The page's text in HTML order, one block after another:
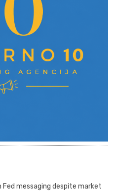
Fed messaging despite market